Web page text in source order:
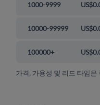
1000-9999
10000-99999
100000+
가격, 가용성 및 리드 타임